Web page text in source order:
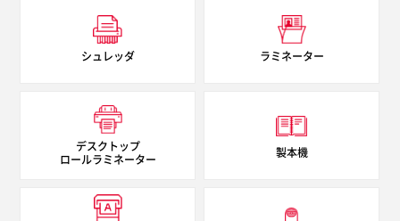
シュレッダ ラミネーター
デスクトップ
ロールラミネーター
製本機